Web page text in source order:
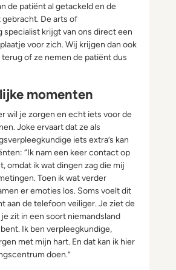
de patiënt al getackeld en de
gebracht. De arts of
specialist krijgt van ons direct een
voor zich. Wij krijgen dan ook
of ze nemen de patiënt dus
momenten
wil je zorgen en echt iets voor de
Joke ervaart dat ze als
iets extra’s kan
“Ik nam een keer contact op
omdat ik wat dingen zag die mij
Toen ik wat verder
er emoties los. Soms voelt dit
aan de telefoon veiliger. Je ziet de
zit in een soort niemandsland
Ik ben verpleegkundige,
met mijn hart. En dat kan ik hier
doen.”